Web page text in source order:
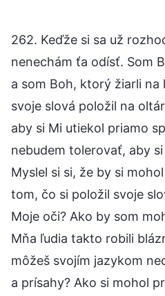
262. Keďže si sa už
nenechám ťa odísť. Som
a som Boh, ktorý žiarli na
svoje slová položil na
aby si Mi utiekol priamo
nebudem tolerovať, aby
Myslel si si, že by si
tom, čo si položil svoje
Moje oči? Ako by som
Mňa ľudia takto robili
môžeš svojím jazykom
a prísahy? Ako si mohol